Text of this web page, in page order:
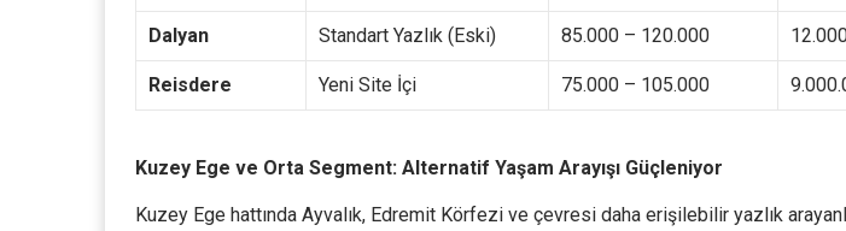
Dalyan Standart Yazlık (Eski) 85.000 – 120.000
Reisdere Yeni Site İçi 75.000 – 105.000
Kuzey Ege ve Orta Segment: Alternatif Yaşam Arayışı Güçleniyor
Kuzey Ege hattında Ayvalık, Edremit Körfezi ve çevresi daha erişilebilir yazlık